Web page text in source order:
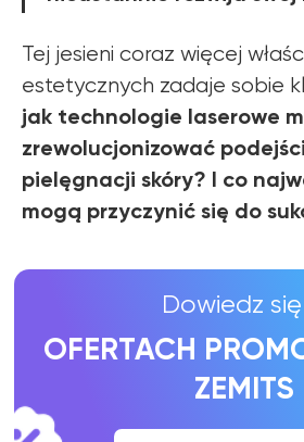
Tej jesieni coraz więcej
estetycznych zadaje sobie
jak technologie laserowe
zrewolucjonizować
pielęgnacji skóry? I co
mogą przyczynić się do